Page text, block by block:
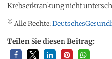
Krebserkrankung nicht
© Alle Rechte:
Teilen Sie diesen Beitrag: